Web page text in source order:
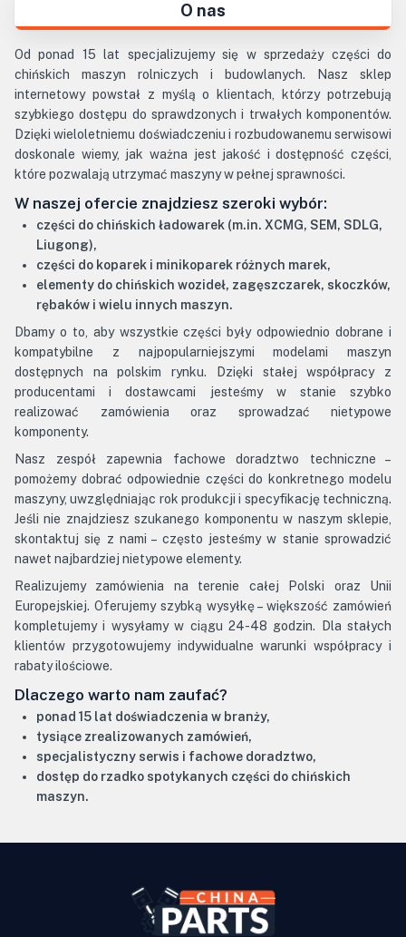
O nas
Od ponad 15 lat specjalizujemy się w sprzedaży części do
chińskich maszyn rolniczych i budowlanych. Nasz sklep
internetowy powstał z myślą o klientach, którzy potrzebują
szybkiego dostępu do sprawdzonych i trwałych komponentów.
Dzięki wieloletniemu doświadczeniu i rozbudowanemu serwisowi
doskonale wiemy, jak ważna jest jakość i dostępność części,
które pozwalają utrzymać maszyny w pełnej sprawności.
W naszej ofercie znajdziesz szeroki wybór:
części do chińskich ładowarek (m.in. XCMG, SEM, SDLG,
Liugong),
części do koparek i minikoparek różnych marek,
elementy do chińskich wozideł, zagęszczarek, skoczków,
rębaków i wielu innych maszyn.
Dbamy o to, aby wszystkie części były odpowiednio dobrane i
kompatybilne z najpopularniejszymi modelami maszyn
dostępnych na polskim rynku. Dzięki stałej współpracy z
producentami i dostawcami jesteśmy w stanie szybko
realizować zamówienia oraz sprowadzać nietypowe
komponenty.
Nasz zespół zapewnia fachowe doradztwo techniczne –
pomożemy dobrać odpowiednie części do konkretnego modelu
maszyny, uwzględniając rok produkcji i specyfikację techniczną.
Jeśli nie znajdziesz szukanego komponentu w naszym sklepie,
skontaktuj się z nami – często jesteśmy w stanie sprowadzić
nawet najbardziej nietypowe elementy.
Realizujemy zamówienia na terenie całej Polski oraz Unii
Europejskiej. Oferujemy szybką wysyłkę – większość zamówień
kompletujemy i wysyłamy w ciągu 24-48 godzin. Dla stałych
klientów przygotowujemy indywidualne warunki współpracy i
rabaty ilościowe.
Dlaczego warto nam zaufać?
ponad 15 lat doświadczenia w branży,
tysiące zrealizowanych zamówień,
specjalistyczny serwis i fachowe doradztwo,
dostęp do rzadko spotykanych części do chińskich
maszyn.